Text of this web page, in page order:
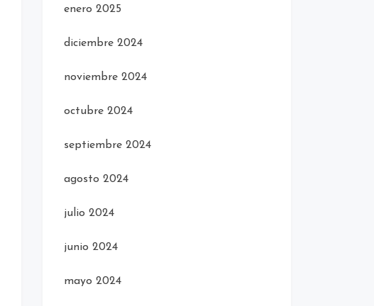
enero 2025
diciembre 2024
noviembre 2024
octubre 2024
septiembre 2024
agosto 2024
julio 2024
junio 2024
mayo 2024